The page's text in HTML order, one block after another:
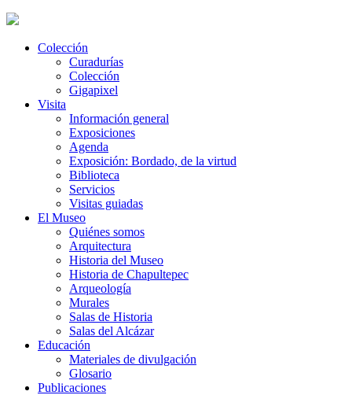
Colección
Curadurías
Colección
Gigapixel
Visita
Información general
Exposiciones
Agenda
Exposición: Bordado, de la virtud
Biblioteca
Servicios
Visitas guiadas
El Museo
Quiénes somos
Arquitectura
Historia del Museo
Historia de Chapultepec
Arqueología
Murales
Salas de Historia
Salas del Alcázar
Educación
Materiales de divulgación
Glosario
Publicaciones